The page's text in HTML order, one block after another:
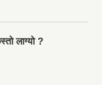
लाग्यो ?